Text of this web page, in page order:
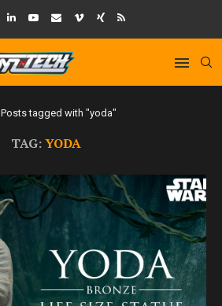
Posts tagged with "yoda"
TAG:YODA